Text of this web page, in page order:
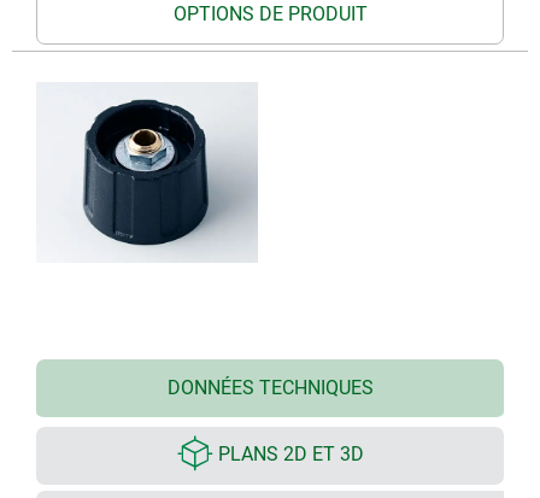
OPTIONS DE PRODUIT
DONNÉES TECHNIQUES
PLANS 2D ET 3D